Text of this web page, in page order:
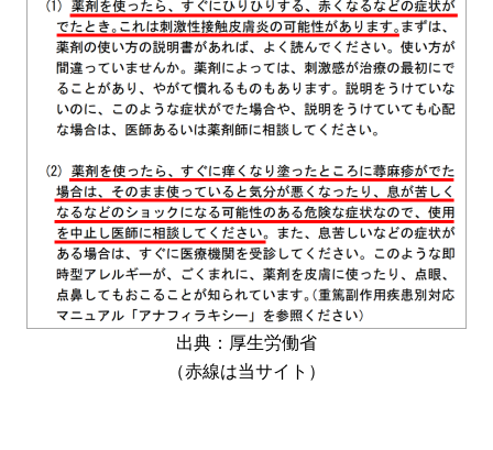
出典：厚生労働省
（赤線は当サイト）